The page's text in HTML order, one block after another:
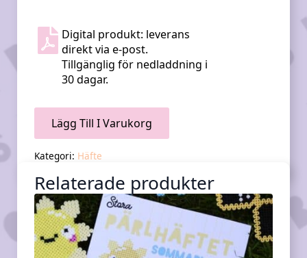
Digital produkt: leverans
direkt via e-post.
Tillgänglig för nedladdning i
30 dagar.
Lägg Till I Varukorg
Kategori: Häfte
Relaterade produkter